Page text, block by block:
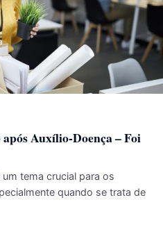
Auxílio-Doença – Foi
tema crucial para os
quando se trata de